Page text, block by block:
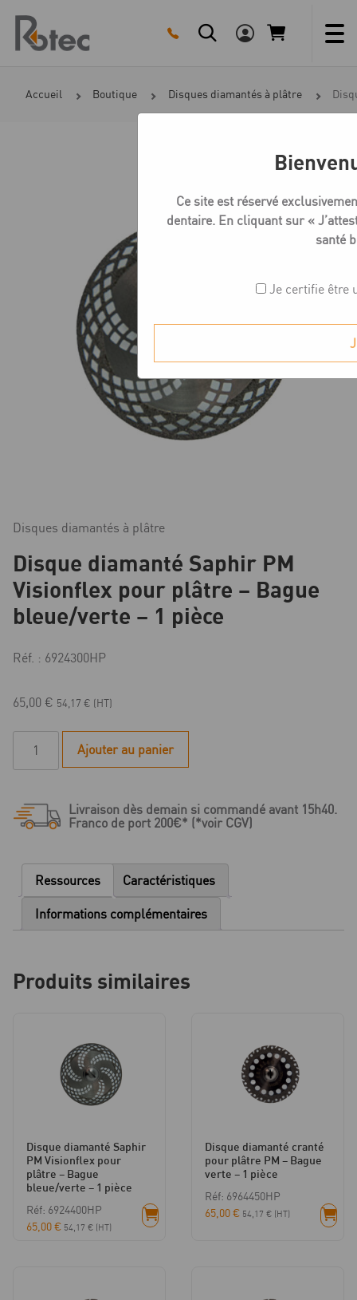
content
Accueil Boutique Disques diamantés à plâtre
Disques diamantés à plâtre
Disque diamanté Saphir PM
Visionflex pour plâtre – Bague
bleue/verte – 1 pièce
Réf. : 6924300HP
65,00 € 54,17 € (HT)
Saphir
pour
plâtre
Bague
-
1
Ajouter au panier
Livraison dès demain si commandé avant 15h40.
Franco de port 200€* (*voir CGV)
Ressources Caractéristiques
Informations complémentaires
Produits similaires
Disque diamanté Saphir
PM Visionflex pour
plâtre – Bague
bleue/verte – 1 pièce
Réf: 6924400HP
65,00€ 54,17 € (HT)
Disque diamanté cranté
pour plâtre PM – Bague
verte – 1 pièce
Réf: 6964450HP
65,00€ 54,17 € (HT)
Ce site est réservé
dentaire. En cliquant sur «
santé
Je certifie être